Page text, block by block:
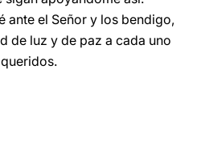
ante el Señor y los bendigo,
de luz y de paz a cada uno